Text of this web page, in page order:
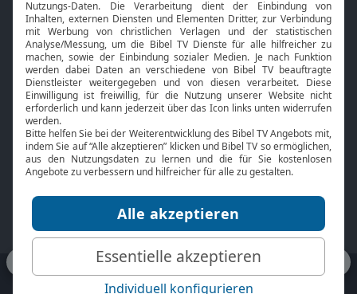
HbbTV
Bibelthek Online-Bibel
Nächster Gottesdienst
Bibel TV
Über uns
Jobs
Mediadaten
Service
Kontakt
TV-Empfang
bibeltv.de: Impressum
Datenschutz
Nutzungsbedingungen
Fakten Bibel TV App